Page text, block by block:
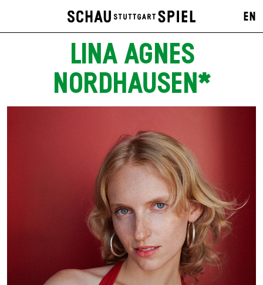
EN
LINA AGNES
NORDHAUSEN*